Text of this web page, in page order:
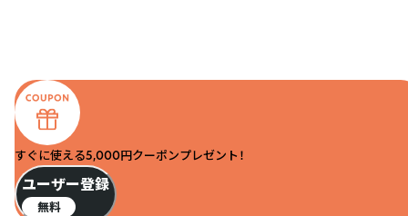
すぐに使える5,000円クーポンプレゼント！
ユーザー登録
無料